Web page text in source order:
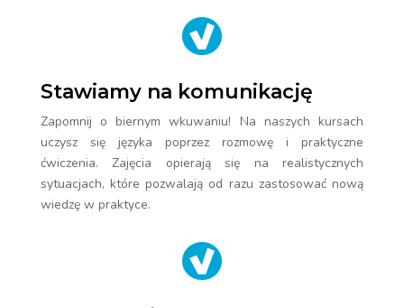
Stawiamy na komunikację
Zapomnij o biernym wkuwaniu! Na naszych kursach
uczysz się języka poprzez rozmowę i praktyczne
ćwiczenia. Zajęcia opierają się na realistycznych
sytuacjach, które pozwalają od razu zastosować nową
wiedzę w praktyce.